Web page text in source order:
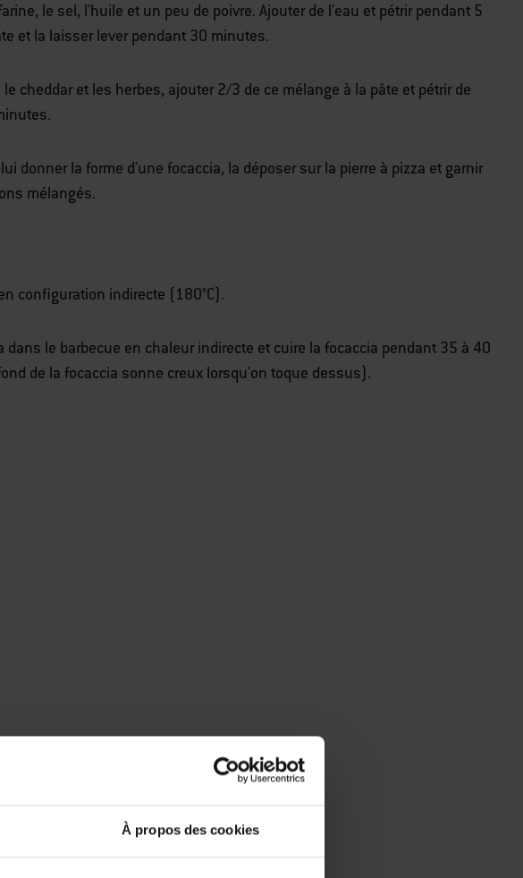
À propos des cookies
le sel, l'huile et un peu de poivre. Ajouter de l'eau et pétrir pendant 5
et la laisser lever pendant 30 minutes.
cheddar et les herbes, ajouter 2/3 de ce mélange à la pâte et pétrir de
donner la forme d'une focaccia, la déposer sur la pierre à pizza et garnir
mélangés.
configuration indirecte (180°C).
dans le barbecue en chaleur indirecte et cuire la focaccia pendant 35 à 40
de la focaccia sonne creux lorsqu'on toque dessus).